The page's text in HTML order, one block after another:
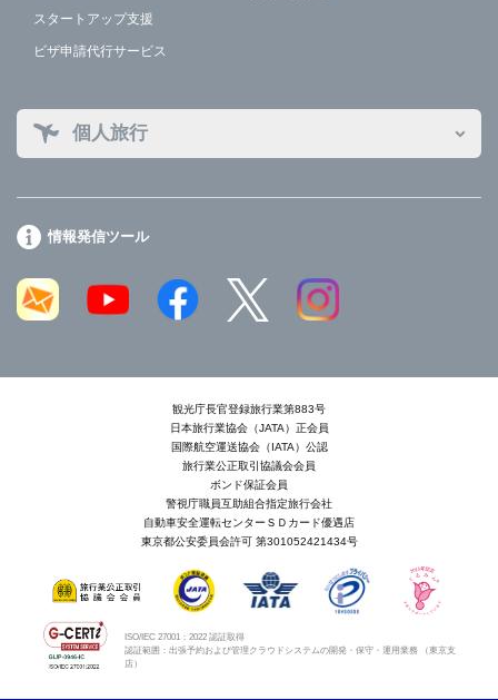
スタートアップ支援
ビザ申請代行サービス
個人旅行
情報発信ツール
観光庁長官登録旅行業第883号
日本旅行業協会（JATA）正会員
国際航空運送協会（IATA）公認
旅行業公正取引協議会会員
ボンド保証会員
警視庁職員互助組合指定旅行会社
自動車安全運転センターＳＤカード優遇店
東京都公安委員会許可 第301052421434号
ISO/IEC 27001：2022 認証取得
認証範囲：出張予約および管理クラウドシステムの開発・保守・運用業務 （東京支
店）